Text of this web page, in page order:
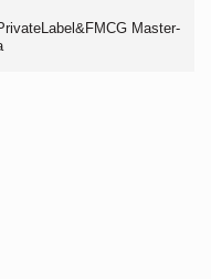
Master-